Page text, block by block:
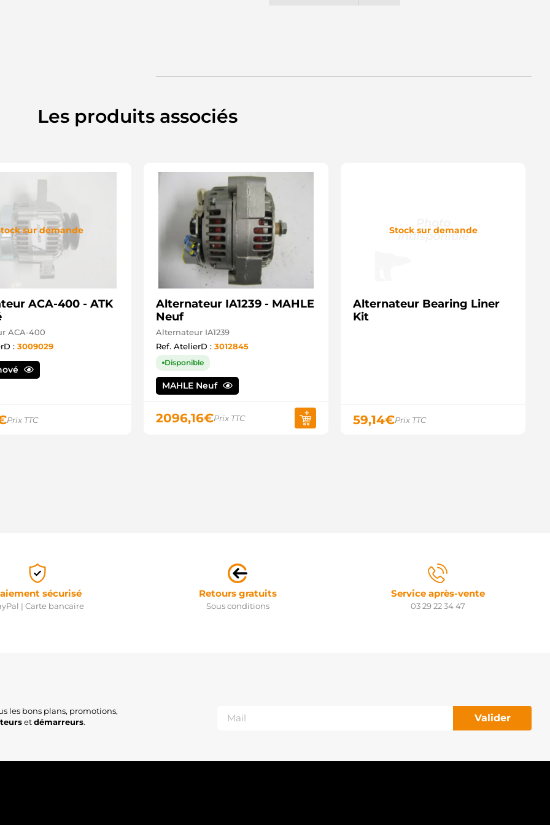
Les produits associés
sur demande
ACA-400 - ATK
ACA-400
: 3009029
Prix TTC
Alternateur IA1239 - MAHLE
Neuf
Alternateur IA1239
Ref. AtelierD : 3012845
Disponible
MAHLE Neuf
2096,16€Prix TTC
Stock sur demande
Alternateur Bearing Liner
Kit
59,14€Prix TTC
sécurisé
| Carte bancaire
Retours gratuits
Sous conditions
Service après-vente
03 29 22 34 47
les bons plans, promotions,
etdémarreurs. Valider